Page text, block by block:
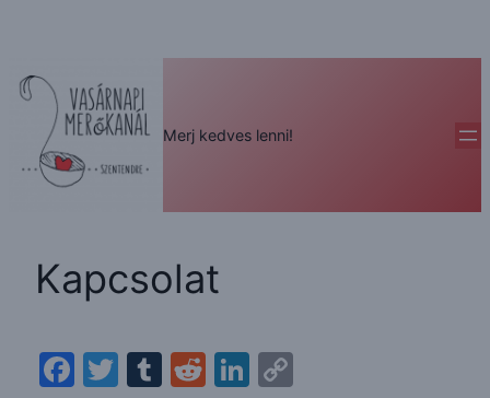
tartalomhoz
Merj kedves lenni!
Kapcsolat
Facebook
Twitter
Tumblr
RedditLinkedIn